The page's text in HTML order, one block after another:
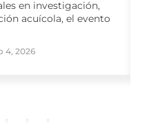
Sostenible reúne
da continuidad a un
4, 2026